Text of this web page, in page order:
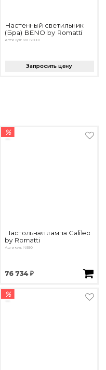
Настенный светильник
(Бра) BENO by Romatti
Артикул: W1130001
Запросить цену
%
Настольная лампа Galileo
by Romatti
Артикул: N550
76 734 ₽
%